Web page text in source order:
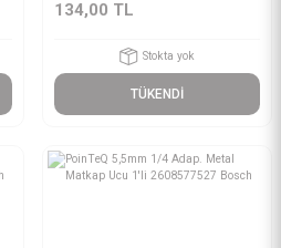
134,00 TL
Stokta yok
TÜKENDİ